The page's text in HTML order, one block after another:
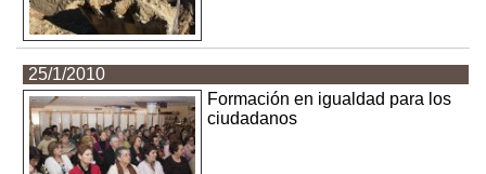
25/1/2010
Formación en igualdad para los
ciudadanos